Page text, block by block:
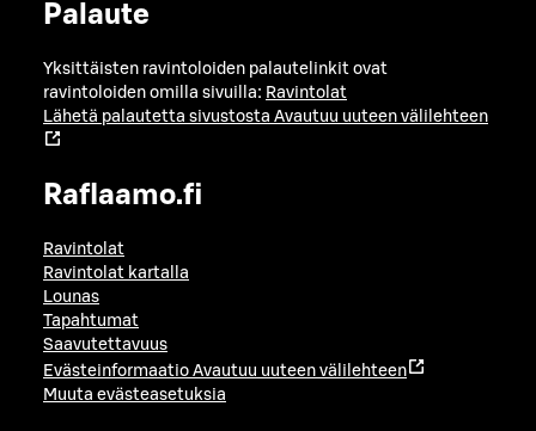
Palaute
Yksittäisten ravintoloiden palautelinkit ovat
ravintoloiden omilla sivuilla: Ravintolat
Lähetä palautetta sivustosta Avautuu uuteen välilehteen
Raflaamo.fi
Ravintolat
Ravintolat kartalla
Lounas
Tapahtumat
Saavutettavuus
Evästeinformaatio Avautuu uuteen välilehteen
Muuta evästeasetuksia